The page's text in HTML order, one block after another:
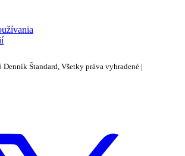
Denník Štandard, Všetky práva vyhradené |